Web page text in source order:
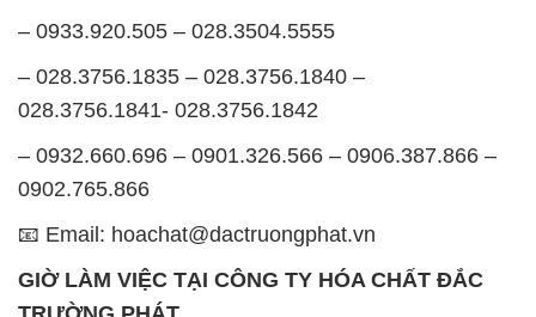
– 0933.920.505 – 028.3504.5555
– 028.3756.1835 – 028.3756.1840 –
028.3756.1841- 028.3756.1842
– 0932.660.696 – 0901.326.566 – 0906.387.866 –
0902.765.866
📧 Email: hoachat@dactruongphat.vn
GIỜ LÀM VIỆC TẠI CÔNG TY HÓA CHẤT ĐẮC